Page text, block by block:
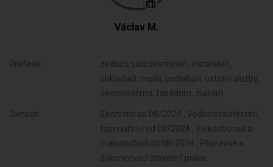
Václav M.
Profese:
zedníci, sádrokartonáři, instalatéři,
obkladači, malíři, podlaháři, ostatní služby,
demontážníci, fasádníci, dlaždiči
Živnosti:
Zednictví od 08/2024 , Vodoinstalatérství,
topenářství od 08/2024 , Velkoobchod a
maloobchod od 08/2024 , Přípravné a
dokončovací stavební práce,